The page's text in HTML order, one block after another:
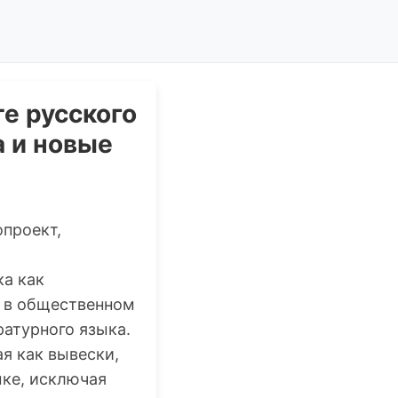
русского
и новые
как
в общественном
языка.
как вывески,
исключая